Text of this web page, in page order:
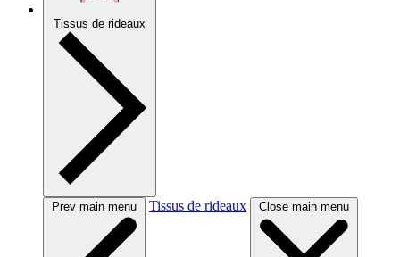
Tissus de rideaux
Prev main menu Tissus de rideaux Close main menu